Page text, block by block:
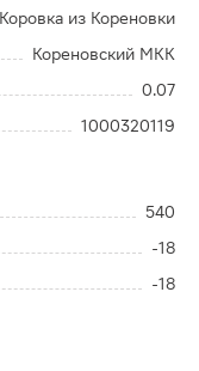
Коровка из Кореновки
Кореновский МКК
0.07
1000320119
540
-18
-18